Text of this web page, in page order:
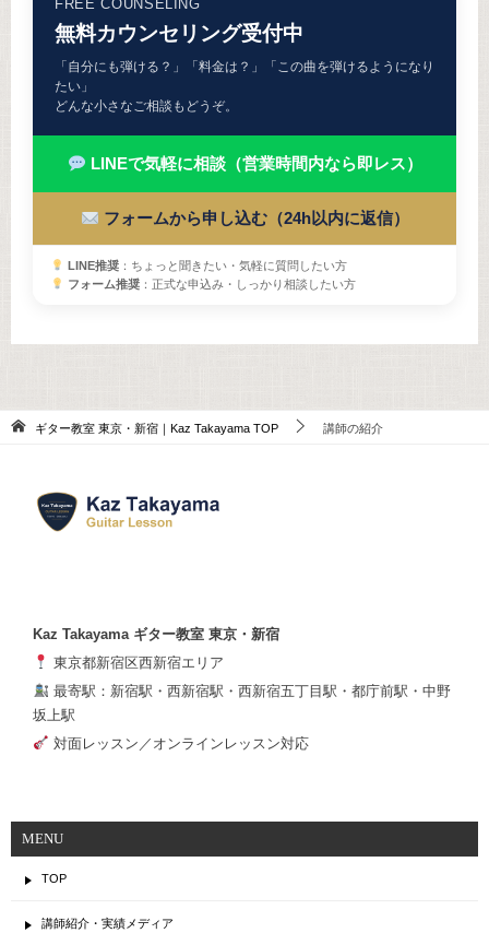
FREE COUNSELING
無料カウンセリング受付中
「自分にも弾ける？」「料金は？」「この曲を弾けるようになり
たい」
どんな小さなご相談もどうぞ。
LINEで気軽に相談（営業時間内なら即レス）
フォームから申し込む（24h以内に返信）
LINE推奨：ちょっと聞きたい・気軽に質問したい方
フォーム推奨：正式な申込み・しっかり相談したい方
ギター教室 東京・新宿｜Kaz Takayama TOP 講師の紹介
Kaz Takayama ギター教室 東京・新宿
東京都新宿区西新宿エリア
最寄駅：新宿駅・西新宿駅・西新宿五丁目駅・都庁前駅・中野
坂上駅
対面レッスン／オンラインレッスン対応
MENU
TOP
講師紹介・実績メディア